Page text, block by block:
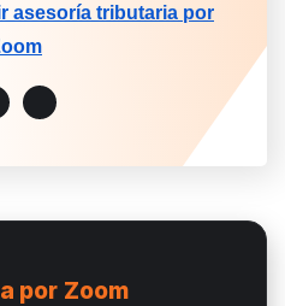
asesoría tributaria por
por Zoom